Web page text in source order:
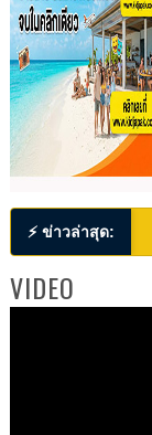
⚡ ข่าวล่าสุด:
VIDEO